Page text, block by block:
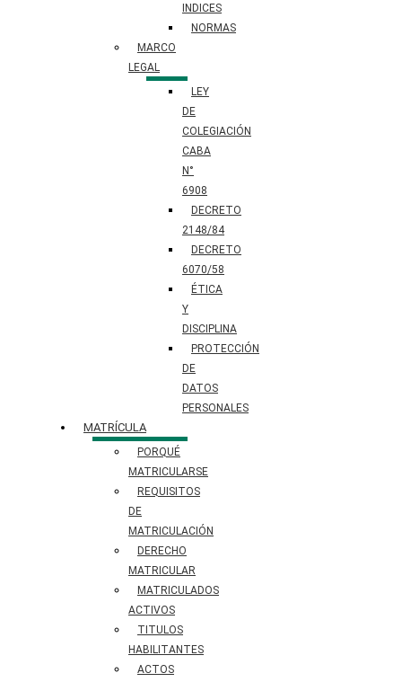
INDICES
NORMAS
MARCO
LEGAL
LEY
DE
COLEGIACIÓN
CABA
N°
6908
DECRETO
2148/84
DECRETO
6070/58
ÉTICA
Y
DISCIPLINA
PROTECCIÓN
DE
DATOS
PERSONALES​
MATRÍCULA
PORQUÉ
MATRICULARSE
REQUISITOS
DE
MATRICULACIÓN
DERECHO
MATRICULAR
MATRICULADOS
ACTIVOS
TITULOS
HABILITANTES
ACTOS